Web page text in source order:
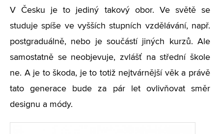
V Česku je to jediný takový obor. Ve světě se
studuje spíše ve vyšších stupních vzdělávání, např.
postgraduálně, nebo je součástí jiných kurzů. Ale
samostatně se neobjevuje, zvlášť na střední škole
ne. A je to škoda, je to totiž nejtvárnější věk a právě
tato generace bude za pár let ovlivňovat směr
designu a módy.